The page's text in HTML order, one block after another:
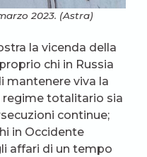
2023. (Astra)
la vicenda della
chi in Russia
mantenere viva la
regime totalitario sia
continue;
in Occidente
affari di un tempo